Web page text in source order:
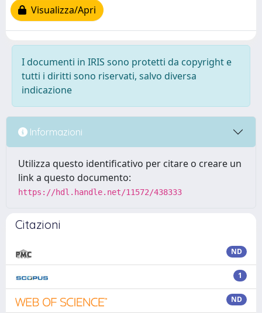
Visualizza/Apri
I documenti in IRIS sono protetti da copyright e
tutti i diritti sono riservati, salvo diversa
indicazione
Informazioni
Utilizza questo identificativo per citare o creare un
link a questo documento:
https://hdl.handle.net/11572/438333
Citazioni
ND
1
ND